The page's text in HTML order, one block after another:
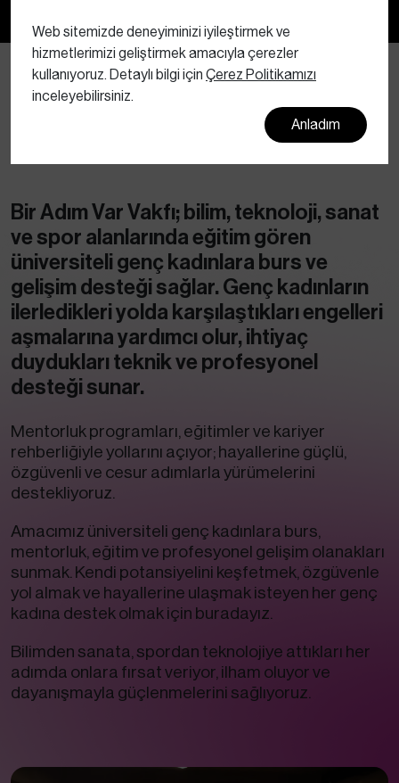
Web sitemizde deneyiminizi iyileştirmek ve
hizmetlerimizi geliştirmek amacıyla çerezler
kullanıyoruz. Detaylı bilgi için Çerez Politikamızı
inceleyebilirsiniz.
Anladım
Bir Adım Var Vakfı; bilim, teknoloji, sanat
ve spor alanlarında eğitim gören
üniversiteli genç kadınlara burs ve
gelişim desteği sağlar. Genç kadınların
ilerledikleri yolda karşılaştıkları engelleri
aşmalarına yardımcı olur, ihtiyaç
duydukları teknik ve profesyonel
desteği sunar.
Mentorluk programları, eğitimler ve kariyer
rehberliğiyle yollarını açıyor; hayallerine güçlü,
özgüvenli ve cesur adımlarla yürümelerini
destekliyoruz.
Amacımız üniversiteli genç kadınlara burs,
mentorluk, eğitim ve profesyonel gelişim olanakları
sunmak. Kendi potansiyelini keşfetmek, özgüvenle
yol almak ve hayallerine ulaşmak isteyen her genç
kadına destek olmak için buradayız.
Bilimden sanata, spordan teknolojiye attıkları her
adımda onlara fırsat veriyor, ilham oluyor ve
dayanışmayla güçlenmelerini sağlıyoruz.